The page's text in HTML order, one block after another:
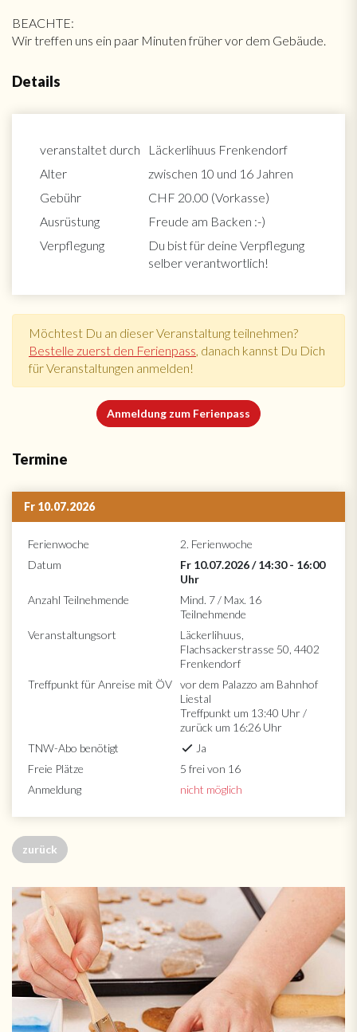
BEACHTE:
Wir treffen uns ein paar Minuten früher vor dem Gebäude.
Details
veranstaltet durch
Läckerlihuus Frenkendorf
Alter
zwischen 10 und 16 Jahren
Gebühr
CHF 20.00 (Vorkasse)
Ausrüstung
Freude am Backen :-)
Verpflegung
Du bist für deine Verpflegung
selber verantwortlich!
Möchtest Du an dieser Veranstaltung teilnehmen?
Bestelle zuerst den Ferienpass, danach kannst Du Dich
für Veranstaltungen anmelden!
Anmeldung zum Ferienpass
Termine
Fr 10.07.2026
Ferienwoche
2. Ferienwoche
Datum
Fr 10.07.2026 / 14:30 - 16:00
Uhr
Anzahl Teilnehmende
Mind. 7 / Max. 16
Teilnehmende
Veranstaltungsort
Läckerlihuus,
Flachsackerstrasse 50, 4402
Frenkendorf
Treffpunkt für Anreise mit ÖV
vor dem Palazzo am Bahnhof
Liestal
Treffpunkt um 13:40 Uhr /
zurück um 16:26 Uhr
TNW-Abo benötigt
Ja
Freie Plätze
5 frei von 16
Anmeldung
nicht möglich
zurück